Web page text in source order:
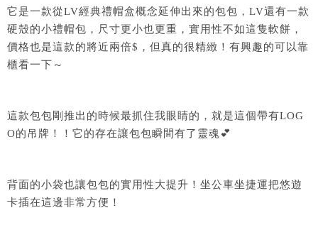
它是一款從LV經典禮帽盒概念延伸出來的包包，LV還有一款
硬殼的小禮帽包，尺寸更小也更重，實用性不如這隻軟餅，
價格也是這款的將近兩倍$，但真的很精緻！有興趣的可以靠
櫃看一下～
這款包包剛推出的時候最抓住我眼睛的，就是這個帶有LOG
O的吊牌！！它的存在讓包包瞬間有了靈魂💕
背面的小袋也讓包包的實用性大提升！坐公車坐捷運把悠遊
卡插在這邊非常方便！